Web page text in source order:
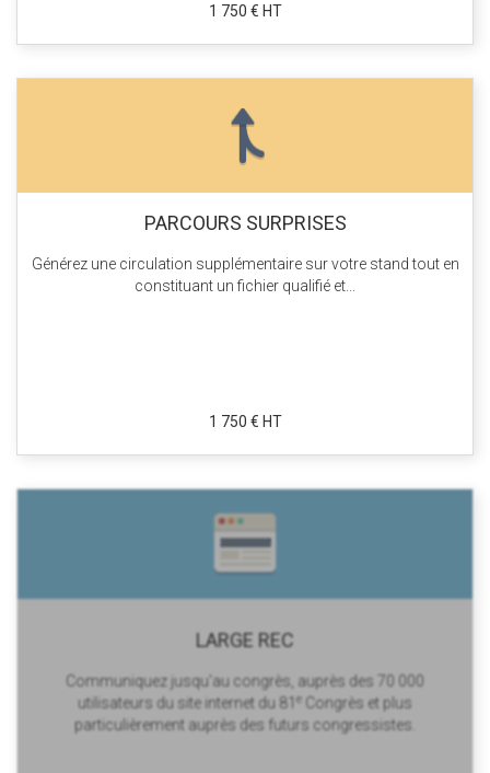
1 750 € HT
PARCOURS SURPRISES
Générez une circulation supplémentaire sur votre stand tout en
constituant un fichier qualifié et...
1 750 € HT
LARGE REC
Communiquez jusqu'au congrès, auprès des 70 000
utilisateurs du site internet du 81 e Congrès et plus
particulièrement auprès des futurs congressistes.